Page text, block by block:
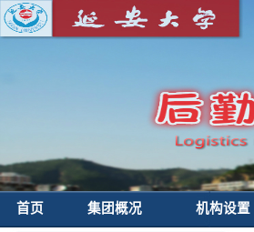
首页 集团概况 机构设置